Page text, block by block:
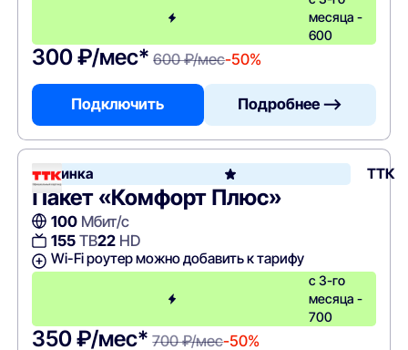
месяца -
600
300 ₽/мес* 600 ₽/мес-50%
Подключить Подробнее —>
Новинка ТТК
Пакет «Комфорт Плюс»
100Мбит/с
155ТВ22HD
Wi-Fi роутер можно добавить к тарифу
с 3-го
месяца -
700
350 ₽/мес* 700 ₽/мес-50%